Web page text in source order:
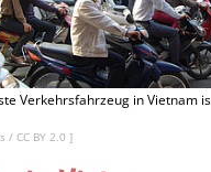
Verkehrsfahrzeug in Vietnam
/ CC BY 2.0 ]